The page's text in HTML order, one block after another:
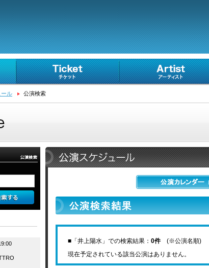
ール 公演検索
■「井上陽水」での検索結果： 0件(※公演名順)
現在予定されている該当公演はありません。